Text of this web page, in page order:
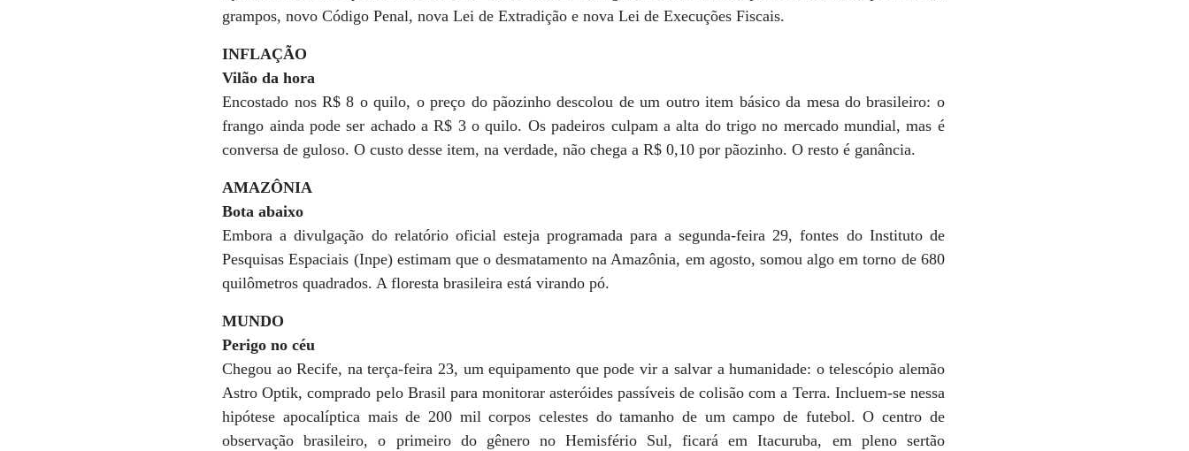
grampos, novo Código Penal, nova Lei de Extradição e nova Lei de Execuções Fiscais.
INFLAÇÃO
Vilão da hora
Encostado nos R$ 8 o quilo, o preço do pãozinho descolou de um outro item básico da mesa do brasileiro: o
frango ainda pode ser achado a R$ 3 o quilo. Os padeiros culpam a alta do trigo no mercado mundial, mas é
conversa de guloso. O custo desse item, na verdade, não chega a R$ 0,10 por pãozinho. O resto é ganância.
AMAZÔNIA
Bota abaixo
Embora a divulgação do relatório oficial esteja programada para a segunda-feira 29, fontes do Instituto de
Pesquisas Espaciais (Inpe) estimam que o desmatamento na Amazônia, em agosto, somou algo em torno de 680
quilômetros quadrados. A floresta brasileira está virando pó.
MUNDO
Perigo no céu
Chegou ao Recife, na terça-feira 23, um equipamento que pode vir a salvar a humanidade: o telescópio alemão
Astro Optik, comprado pelo Brasil para monitorar asteróides passíveis de colisão com a Terra. Incluem-se nessa
hipótese apocalíptica mais de 200 mil corpos celestes do tamanho de um campo de futebol. O centro de
observação brasileiro, o primeiro do gênero no Hemisfério Sul, ficará em Itacuruba, em pleno sertão